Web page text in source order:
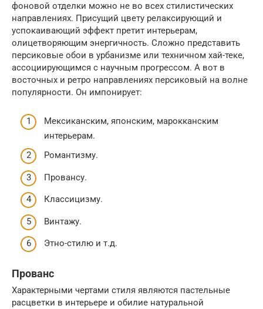
фоновой отделки можно не во всех стилистических
направлениях. Присущий цвету релаксирующий и
успокаивающий эффект претит интерьерам,
олицетворяющим энергичность. Сложно представить
персиковые обои в урбанизме или техничном хай-теке,
ассоциирующимся с научным прогрессом. А вот в
восточных и ретро направлениях персиковый на волне
популярности. Он импонирует:
Мексиканским, японским, марокканским
интерьерам.
Романтизму.
Провансу.
Классицизму.
Винтажу.
Этно-стилю и т.д.
Прованс
Характерными чертами стиля являются пастельные
расцветки в интерьере и обилие натуральной